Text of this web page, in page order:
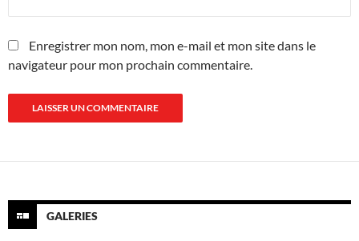
Enregistrer mon nom, mon e-mail et mon site dans le
navigateur pour mon prochain commentaire.
GALERIES